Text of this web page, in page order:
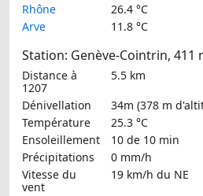
Rhône
26.4 °C
Arve
11.8 °C
Station: Genève-Cointrin, 411
Distance à
1207
5.5 km
Dénivellation
34m (378 m
Température
25.3 °C
Ensoleillement
10 de 10 min
Précipitations
0 mm/h
Vitesse du
vent
19 km/h du NE